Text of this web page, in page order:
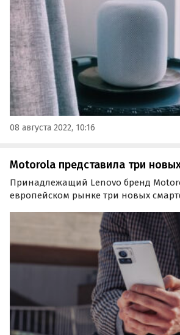
колонки HomePod дело не
Марк…
08 августа 2022, 10:16
Motorola представила три
Принадлежащий Lenovo бренд
европейском рынке три новых
30 Fusion и Edge 30 Neo. Motorola Edge
вершина смартфонов Motorola.